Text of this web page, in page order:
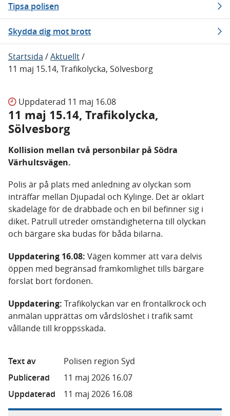
Tipsa polisen
Skydda dig mot brott
Startsida /Aktuellt/
11 maj 15.14, Trafikolycka, Sölvesborg
Uppdaterad 11 maj 16.08
11 maj 15.14, Trafikolycka,
Sölvesborg
Kollision mellan två personbilar på Södra
Värhultsvägen.
Polis är på plats med anledning av olyckan som
inträffar mellan Djupadal och Kylinge. Det är oklart
skadeläge för de drabbade och en bil befinner sig i
diket. Patrull utreder omständigheterna till olyckan
och bärgare ska budas för båda bilarna.
Uppdatering 16.08: Vägen kommer att vara delvis
öppen med begränsad framkomlighet tills bärgare
forslat bort fordonen.
Uppdatering: Trafikolyckan var en frontalkrock och
anmälan upprättas om vårdslöshet i trafik samt
vållande till kroppsskada.
Text av
Polisen region Syd
Publicerad
11 maj 2026 16.07
Uppdaterad
11 maj 2026 16.08